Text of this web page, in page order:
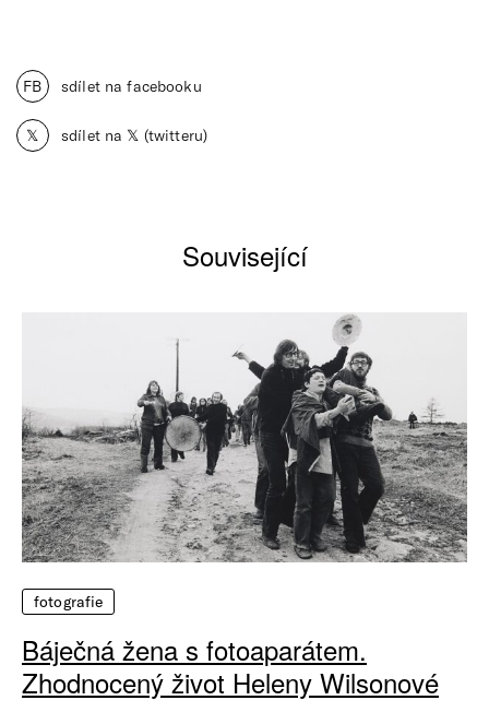
FB sdílet na facebooku
𝕏 sdílet na 𝕏 (twitteru)
Související
fotografie
Báječná žena s fotoaparátem.
Zhodnocený život Heleny Wilsonové